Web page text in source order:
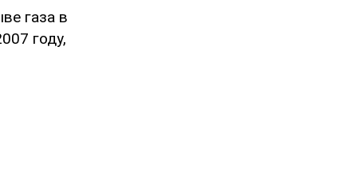
газа в
году,